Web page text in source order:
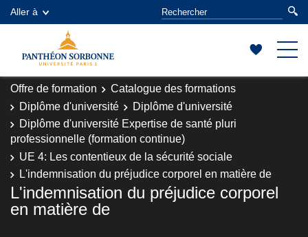
Aller à
Offre de formation
Catalogue des formations
Diplôme d'université
Diplôme d'université
Diplôme d'université Expertise de santé pluri
professionnelle (formation continue)
UE 4: Les contentieux de la sécurité sociale
L'indemnisation du préjudice corporel en matière de
L'indemnisation du préjudice corporel
en matière de